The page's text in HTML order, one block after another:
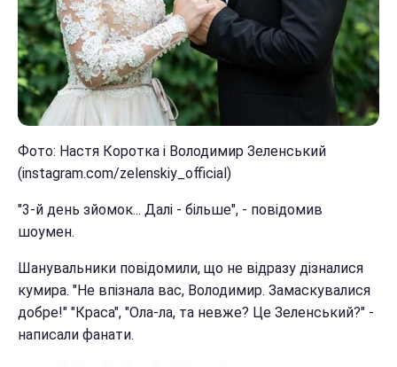
Фото: Настя Коротка і Володимир Зеленський
(instagram.com/zelenskiy_official)
"3-й день зйомок... Далі - більше", - повідомив
шоумен.
Шанувальники повідомили, що не відразу дізналися
кумира. "Не впізнала вас, Володимир. Замаскувалися
добре!" "Краса", "Ола-ла, та невже? Це Зеленський?" -
написали фанати.